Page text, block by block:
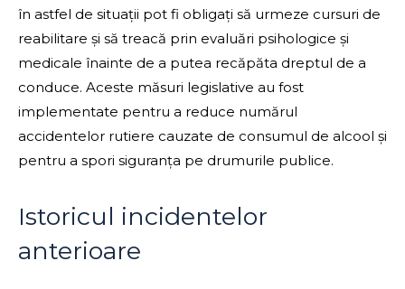
în astfel de situații pot fi obligați să urmeze cursuri de
reabilitare și să treacă prin evaluări psihologice și
medicale înainte de a putea recăpăta dreptul de a
conduce. Aceste măsuri legislative au fost
implementate pentru a reduce numărul
accidentelor rutiere cauzate de consumul de alcool și
pentru a spori siguranța pe drumurile publice.
Istoricul incidentelor
anterioare